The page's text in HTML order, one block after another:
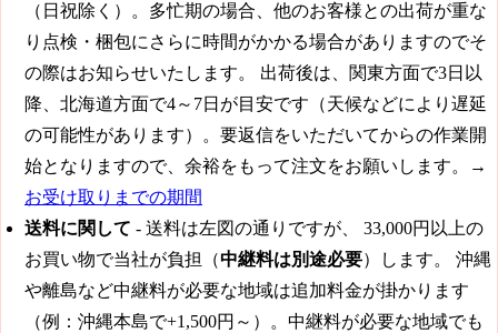
（日祝除く）。 多忙期の場合、他のお客様との出荷が重な
り点検・梱包にさらに時間がかかる場合がありますのでそ
の際はお知らせいたします。 出荷後は、関東方面で3日以
降、北海道方面で4～7日が目安です（天候などにより遅延
の可能性があります）。要返信をいただいてからの作業開
始となりますので、余裕をもって注文をお願いします。→
お受け取りまでの期間
送料に関して - 送料は左図の通りですが、 33,000円 以上の
お買い物で当社が負担（中継料は別途必要）します。 沖縄
や離島など中継料が必要な地域は追加料金が掛かります
（例：沖縄本島で+1,500円～）。中継料が必要な地域でも